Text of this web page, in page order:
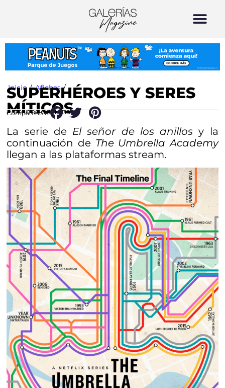
Inicio / Afiches /
SUPERHÉROES Y SERES
MÍTICOS
Estrenos de agosto
Compártelo en:
La serie de El señor de los anillos y la
continuación de The Umbrella Academy
llegan a las plataformas stream.